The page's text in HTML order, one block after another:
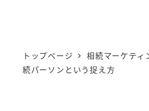
トップページ 相続マーケティ
続パーソンという捉え方